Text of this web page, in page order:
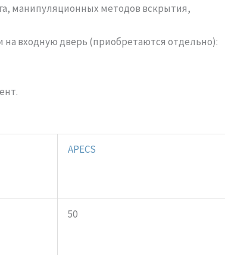
манипуляционных методов вскрытия,
входную дверь (приобретаются отдельно):
APECS
50